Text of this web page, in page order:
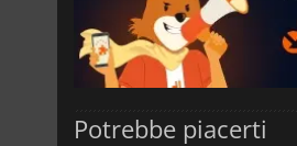
Potrebbe piacerti